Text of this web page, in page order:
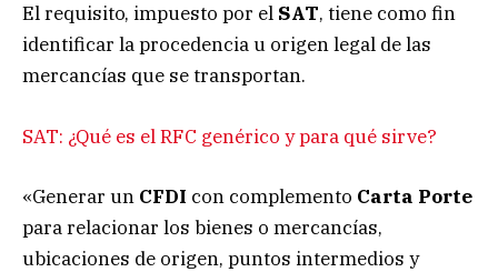
El requisito, impuesto por el SAT, tiene como fin
identificar la procedencia u origen legal de las
mercancías que se transportan.
SAT: ¿Qué es el RFC genérico y para qué sirve?
«Generar un CFDI con complemento Carta Porte
para relacionar los bienes o mercancías,
ubicaciones de origen, puntos intermedios y